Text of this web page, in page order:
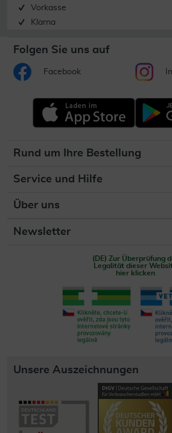
Vorkasse
Klarna
Folgen Sie uns auf
Facebook
Rund um Ihre Bestellung
Service und Hilfe
Über uns
Newsletter
(DE) Zur Überprüfung
Legalität dieser
hier klicken
Unsere Auszeichnungen